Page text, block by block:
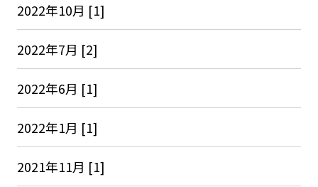
2022年10月 [1]
2022年7月 [2]
2022年6月 [1]
2022年1月 [1]
2021年11月 [1]